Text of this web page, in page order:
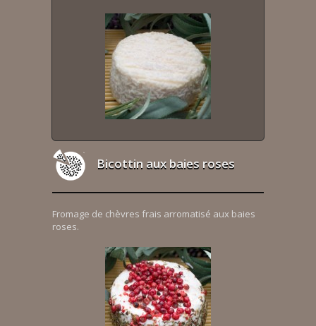
Bicottin aux baies roses
Fromage de chèvres frais arromatisé aux baies
roses.